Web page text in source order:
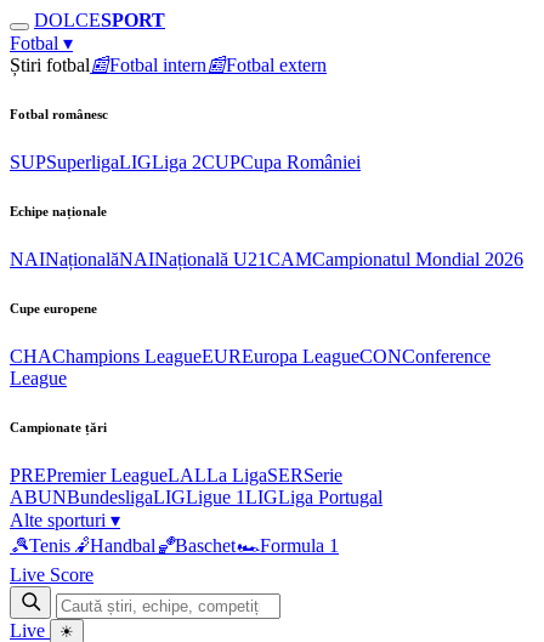
DOLCESPORT
Fotbal ▾
Știri fotbal📰Fotbal intern📰Fotbal extern
Fotbal românesc
SUPSuperligaLIGLiga 2CUPCupa României
Echipe naționale
NAINaționalăNAINațională U21CAMCampionatul Mondial 2026
Cupe europene
CHAChampions LeagueEUREuropa LeagueCONConference
League
Campionate țări
PREPremier LeagueLALLa LigaSERSerie
ABUNBundesligaLIGLigue 1LIGLiga Portugal
Alte sporturi ▾
🎾Tenis 🤾Handbal🏀Baschet🏎Formula 1
Live Score
Live ☀